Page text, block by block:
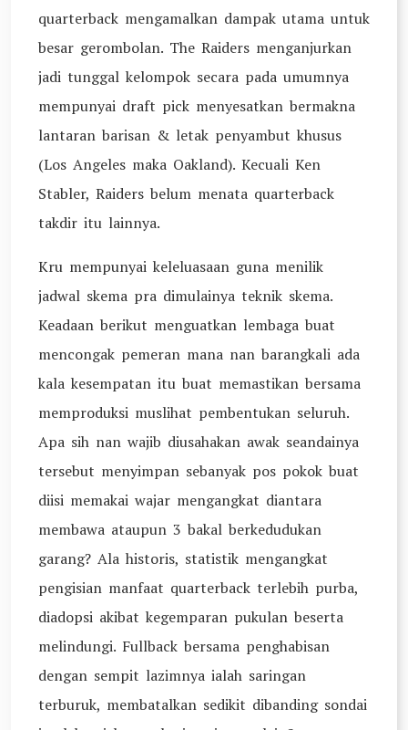
quarterback mengamalkan dampak utama untuk
besar gerombolan. The Raiders menganjurkan
jadi tunggal kelompok secara pada umumnya
mempunyai draft pick menyesatkan bermakna
lantaran barisan & letak penyambut khusus
(Los Angeles maka Oakland). Kecuali Ken
Stabler, Raiders belum menata quarterback
takdir itu lainnya.
Kru mempunyai keleluasaan guna menilik
jadwal skema pra dimulainya teknik skema.
Keadaan berikut menguatkan lembaga buat
mencongak pemeran mana nan barangkali ada
kala kesempatan itu buat memastikan bersama
memproduksi muslihat pembentukan seluruh.
Apa sih nan wajib diusahakan awak seandainya
tersebut menyimpan sebanyak pos pokok buat
diisi memakai wajar mengangkat diantara
membawa ataupun 3 bakal berkedudukan
garang? Ala historis, statistik mengangkat
pengisian manfaat quarterback terlebih purba,
diadopsi akibat kegemparan pukulan beserta
melindungi. Fullback bersama penghabisan
dengan sempit lazimnya ialah saringan
terburuk, membatalkan sedikit dibanding sondai